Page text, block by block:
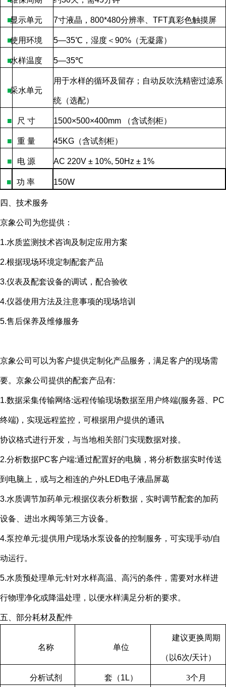
■显示单元 7寸液晶， 800*480分辨率、 TFT真彩色触摸屏
■使用环境 5—35℃，湿度＜ 90% （无凝露）
■水样温度 5—35℃
■采水单元
用于水样的循环及留存；自动反吹洗精密过滤系
统（选配）
■ 尺 寸 1500×500×400mm （含试剂柜）
■ 重 量 45KG （含试剂柜）
■ 电 源 AC 220V ± 10%, 50Hz ± 1%
■ 功 率 150W
四、技术服务
京象公司为您提供：
1.水质监测技术咨询及制定应用方案
2.根据现场环境定制配套产品
3.仪表及配套设备的调试，配合验收
4.仪器使用方法及注意事项的现场培训
5.售后保养及维修服务
京象公司可以为客户提供定制化产品服务，满足客户的现场需
要。京象公司提供的配套产品有:
1.数据采集传输网络:远程传输现场数据至用户终端(服务器、 PC
终端) ，实现远程监控，可根据用户提供的通讯
协议格式进行开发，与当地相关部门实现数据对接。
2.分析数据PC客户端:通过配置好的电脑，将分析数据实时传送
到电脑上，或与之相连的户外LED电子液晶屏葛
3.水质调节加药单元:根据仪表分析数据，实时调节配套的加药
设备、进出水阀等第三方设备。
4.泵控单元:提供用户现场水泵设备的控制服务，可实现手动/自
动运行。
5.水质预处理单元:针对水样高温、高污的条件，需要对水样进
行物理净化或降温处理，以便水样满足分析的要求。
五、部分耗材及配件
名称 单位
建议更换周期
（以6次/天计）
分析试剂 套（1L） 3个月